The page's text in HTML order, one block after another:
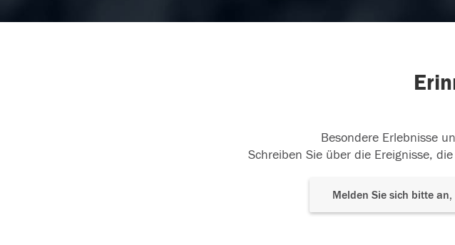
Besondere Erlebnisse
Schreiben Sie über die Ereignisse,
Melden Sie sich bitte